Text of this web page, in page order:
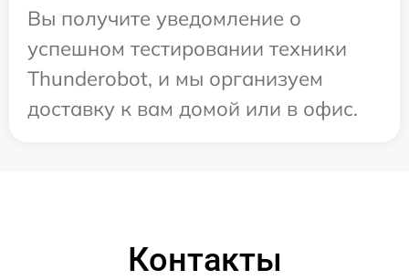
Вы получите уведомление о
успешном тестировании техники
Thunderobot, и мы организуем
доставку к вам домой или в офис.
Контакты